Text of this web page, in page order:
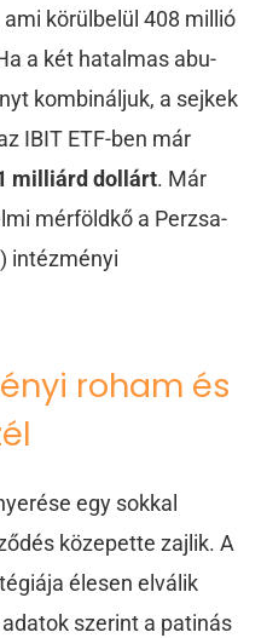
körülbelül 408 millió
a két hatalmas abu-
kombináljuk, a sejkek
IBIT ETF-ben már
milliárd dollárt. Már
mérföldkő a Perzsa-
intézményi
roham és
egy sokkal
közepette zajlik. A
élesen elválik
szerint a patinás